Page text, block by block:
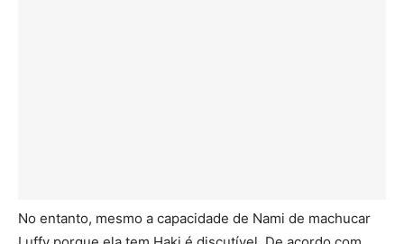
No entanto, mesmo a capacidade de Nami de machucar